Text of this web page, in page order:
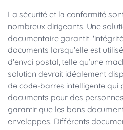
La sécurité et la conformité
nombreux dirigeants. Une
documentaire garantit
documents lorsqu'elle est
d'envoi postal, telle qu’une
solution devrait idéalement
de code-barres intelligente qui
documents pour des
garantir que les bons
enveloppes. Différents